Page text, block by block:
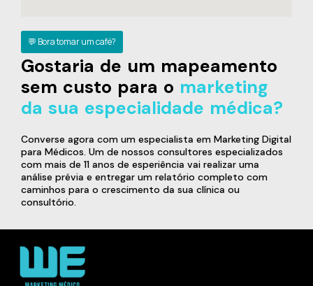
💬 Bora tomar um café?
Gostaria de um mapeamento
sem custo para o marketing
da sua especialidade médica?
Converse agora com um especialista em Marketing Digital
para Médicos. Um de nossos consultores especializados
com mais de 11 anos de esperiência vai realizar uma
análise prévia e entregar um relatório completo com
caminhos para o crescimento da sua clínica ou
consultório.